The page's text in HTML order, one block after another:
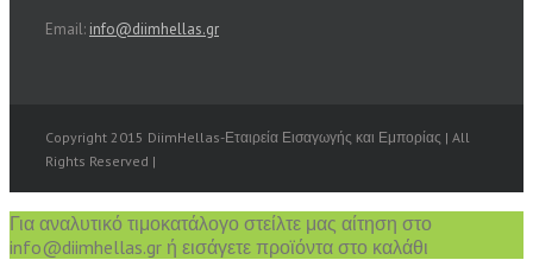
Email: info@diimhellas.gr
Copyright 2015 DiimHellas-Εταιρεία Εισαγωγής και Εμπορίας | All
Rights Reserved |
Για αναλυτικό τιμοκατάλογο στείλτε μας αίτηση στο
info@diimhellas.gr ή εισάγετε προϊόντα στο καλάθι